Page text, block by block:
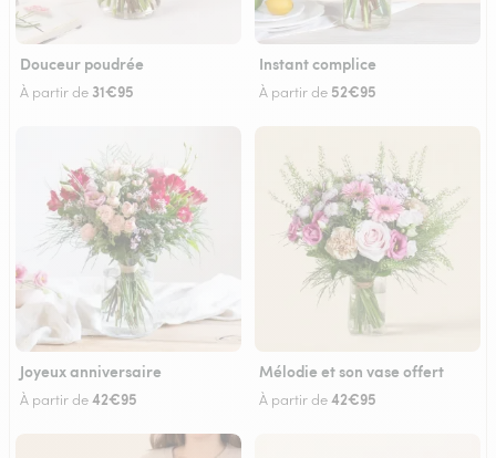
Douceur poudrée
À partir de 31€95
Instant complice
À partir de 52€95
Joyeux anniversaire
À partir de42€95
Mélodie et son vase offert
À partir de42€95